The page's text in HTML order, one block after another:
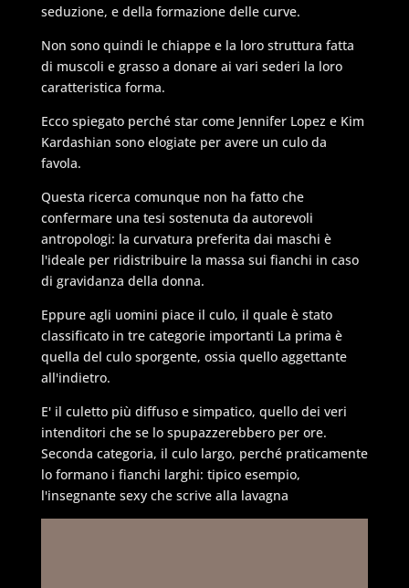
seduzione, e della formazione delle curve.
Non sono quindi le chiappe e la loro struttura fatta
di muscoli e grasso a donare ai vari sederi la loro
caratteristica forma.
Ecco spiegato perché star come Jennifer Lopez e Kim
Kardashian sono elogiate per avere un culo da
favola.
Questa ricerca comunque non ha fatto che
confermare una tesi sostenuta da autorevoli
antropologi: la curvatura preferita dai maschi è
l'ideale per ridistribuire la massa sui fianchi in caso
di gravidanza della donna.
Eppure agli uomini piace il culo, il quale è stato
classificato in tre categorie importanti La prima è
quella del culo sporgente, ossia quello aggettante
all'indietro.
E' il culetto più diffuso e simpatico, quello dei veri
intenditori che se lo spupazzerebbero per ore.
Seconda categoria, il culo largo, perché praticamente
lo formano i fianchi larghi: tipico esempio,
l'insegnante sexy che scrive alla lavagna